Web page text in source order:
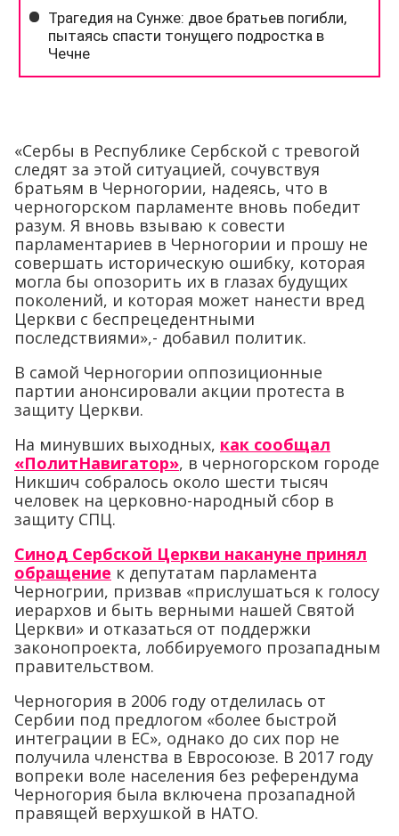
«Сербы в Республике Сербской с тревогой
следят за этой ситуацией, сочувствуя
братьям в Черногории, надеясь, что в
черногорском парламенте вновь победит
разум. Я вновь взываю к совести
парламентариев в Черногории и прошу не
совершать историческую ошибку, которая
могла бы опозорить их в глазах будущих
поколений, и которая может нанести вред
Церкви с беспрецедентными
последствиями»,- добавил политик.
В самой Черногории оппозиционные
партии анонсировали акции протеста в
защиту Церкви.
На минувших выходных, как сообщал
«ПолитНавигатор», в черногорском городе
Никшич собралось около шести тысяч
человек на церковно-народный сбор в
защиту СПЦ.
Синод Сербской Церкви накануне принял
обращение к депутатам парламента
Черногрии, призвав «прислушаться к голосу
иерархов и быть верными нашей Святой
Церкви» и отказаться от поддержки
законопроекта, лоббируемого прозападным
правительством.
Черногория в 2006 году отделилась от
Сербии под предлогом «более быстрой
интеграции в ЕС», однако до сих пор не
получила членства в Евросоюзе. В 2017 году
вопреки воле населения без референдума
Черногория была включена прозападной
правящей верхушкой в НАТО.